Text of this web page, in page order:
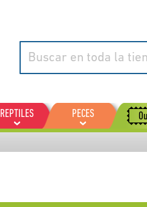
REPTILES PECES